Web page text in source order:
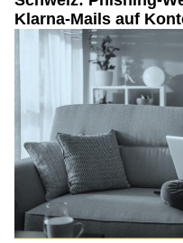
Klarna-Mails auf